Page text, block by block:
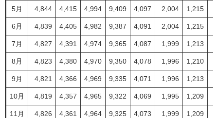
5月 4,844 4,415 4,994 9,409 4,097 2,004 1,215
6月 4,839 4,405 4,982 9,387 4,091 2,004 1,215
7月 4,827 4,391 4,974 9,365 4,087 1,999 1,213
8月 4,823 4,380 4,970 9,350 4,078 1,996 1,210
9月 4,821 4,366 4,969 9,335 4,071 1,996 1,213
10月 4,819 4,357 4,965 9,322 4,069 1,995 1,209
11月 4,826 4,361 4,964 9,325 4,073 1,999 1,209